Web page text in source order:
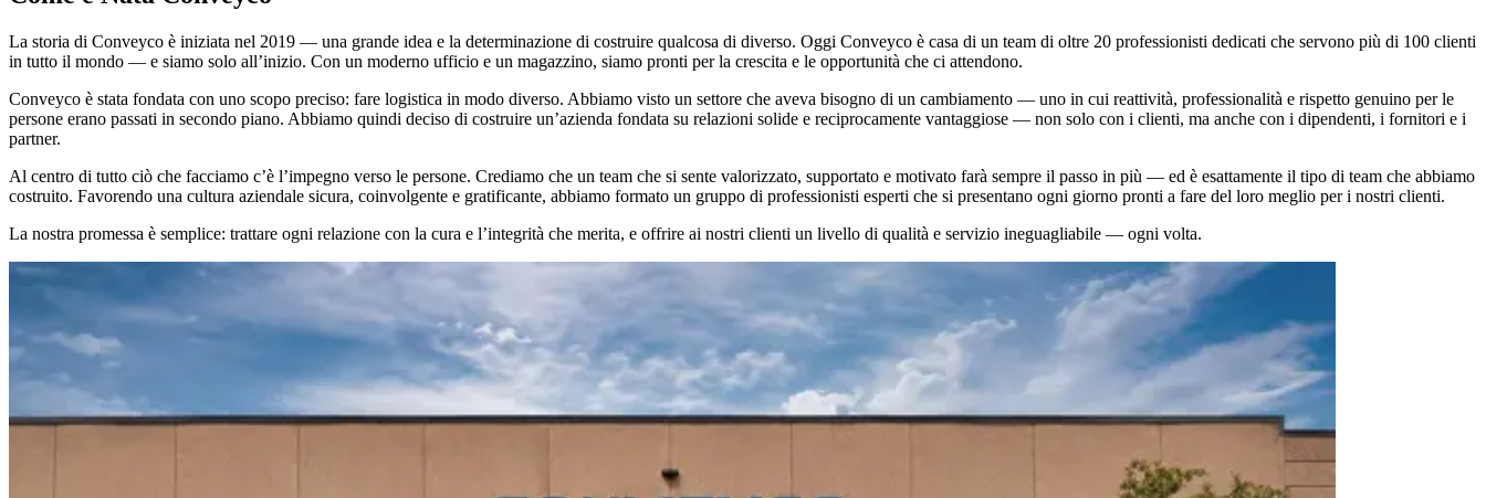
La storia di Conveyco è iniziata nel 2019 — una grande idea e la determinazione di costruire qualcosa di diverso. Oggi Conveyco è casa di un team di oltre 20 professionisti dedicati che servono più di 100 clienti
in tutto il mondo — e siamo solo all’inizio. Con un moderno ufficio e un magazzino, siamo pronti per la crescita e le opportunità che ci attendono.
Conveyco è stata fondata con uno scopo preciso: fare logistica in modo diverso. Abbiamo visto un settore che aveva bisogno di un cambiamento — uno in cui reattività, professionalità e rispetto genuino per le
persone erano passati in secondo piano. Abbiamo quindi deciso di costruire un’azienda fondata su relazioni solide e reciprocamente vantaggiose — non solo con i clienti, ma anche con i dipendenti, i fornitori e i
partner.
Al centro di tutto ciò che facciamo c’è l’impegno verso le persone. Crediamo che un team che si sente valorizzato, supportato e motivato farà sempre il passo in più — ed è esattamente il tipo di team che abbiamo
costruito. Favorendo una cultura aziendale sicura, coinvolgente e gratificante, abbiamo formato un gruppo di professionisti esperti che si presentano ogni giorno pronti a fare del loro meglio per i nostri clienti.
La nostra promessa è semplice: trattare ogni relazione con la cura e l’integrità che merita, e offrire ai nostri clienti un livello di qualità e servizio ineguagliabile — ogni volta.